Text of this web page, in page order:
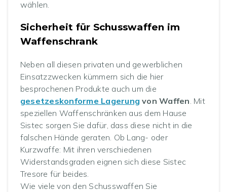
wählen.
Sicherheit für Schusswaffen im
Waffenschrank
Neben all diesen privaten und gewerblichen
Einsatzzwecken kümmern sich die hier
besprochenen Produkte auch um die
gesetzeskonforme Lagerung von Waffen . Mit
speziellen Waffenschränken aus dem Hause
Sistec sorgen Sie dafür, dass diese nicht in die
falschen Hände geraten. Ob Lang- oder
Kurzwaffe: Mit ihren verschiedenen
Widerstandsgraden eignen sich diese Sistec
Tresore für beides.
Wie viele von den Schusswaffen Sie